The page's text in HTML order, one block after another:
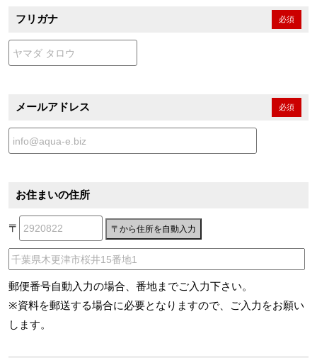
フリガナ 必須
メールアドレス 必須
お住まいの住所
〒
郵便番号自動入力の場合、番地までご入力下さい。
※資料を郵送する場合に必要となりますので、ご入力をお願い
します。